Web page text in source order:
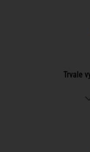
Trvale